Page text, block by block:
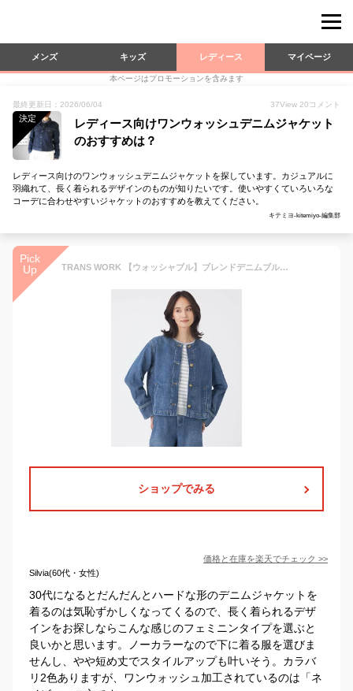
メンズ キッズ レディース マイページ
本ページはプロモーションを含みます
最終更新日：2026/06/04 37View 20 コメント
決定
レディース向けワンウォッシュデニムジャケット
のおすすめは？
レディース向けのワンウォッシュデニムジャケットを探しています。カジュアルに
羽織れて、長く着られるデザインのものが知りたいです。使いやすくていろいろな
コーデに合わせやすいジャケットのおすすめを教えてください。
キテミヨ-kitemiyo-編集部
Pick
Up
TRANS WORK 【ウォッシャブル】ブレンドデニムブルゾン トランスワーク ジャケット・アウター その他のジャケット・アウター ブルー ネイビー【送料無料】
ショップでみる
価格と在庫を楽天でチェック >>
Silvia(60代・女性)
30代になるとだんだんとハードな形のデニムジャケットを
着るのは気恥ずかしくなってくるので、長く着られるデザ
インをお探しならこんな感じのフェミニンタイプを選ぶと
良いかと思います。ノーカラーなので下に着る服を選びま
せんし、やや短め丈でスタイルアップも叶いそう。カラバ
リ2色ありますが、ワンウォッシュ加工されているのは「ネ